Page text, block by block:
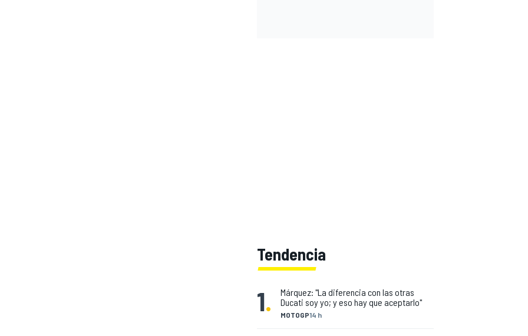
Tendencia
1. MOTOGP14 h
Márquez: "La diferencia con las otras
Ducati soy yo; y eso hay que aceptarlo"